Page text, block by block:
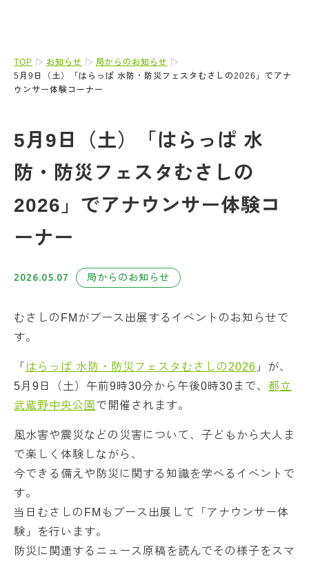
TOP お知らせ
局からのお知らせ
5月9日（土）「はらっぱ 水防・防災フェスタむさしの2026」でアナ
ウンサー体験コーナー
5月9日（土）「はらっぱ 水
防・防災フェスタむさしの
2026」でアナウンサー体験コ
ーナー
2026.05.07 局からのお知らせ
むさしのFMがブース出展するイベントのお知らせで
す。
「 はらっぱ 水防・防災フェスタむさしの2026 」が、
5月9日（土）午前9時30分から午後0時30まで、 都立
武蔵野中央公園 で開催されます。
風水害や震災などの災害について、子どもから大人ま
で楽しく体験しながら、
今できる備えや防災に関する知識を学べるイベントで
す。
当日むさしのFMもブース出展して「アナウンサー体
験」を行います。
防災に関連するニュース原稿を読んでその様子をスマ